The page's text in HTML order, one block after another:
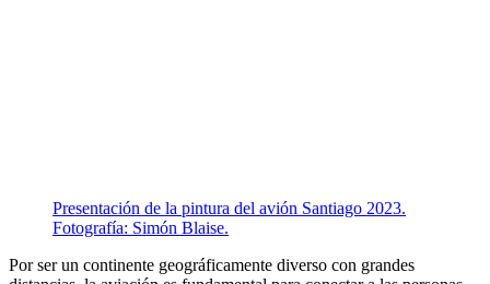
Presentación de la pintura del avión Santiago 2023.
Fotografía: Simón Blaise.
Por ser un continente geográficamente diverso con grandes